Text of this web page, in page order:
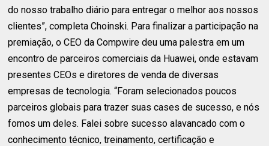
do nosso trabalho diário para entregar o melhor aos nossos
clientes”, completa Choinski. Para finalizar a participação na
premiação, o CEO da Compwire deu uma palestra em um
encontro de parceiros comerciais da Huawei, onde estavam
presentes CEOs e diretores de venda de diversas
empresas de tecnologia. “Foram selecionados poucos
parceiros globais para trazer suas cases de sucesso, e nós
fomos um deles. Falei sobre sucesso alavancado com o
conhecimento técnico, treinamento, certificação e